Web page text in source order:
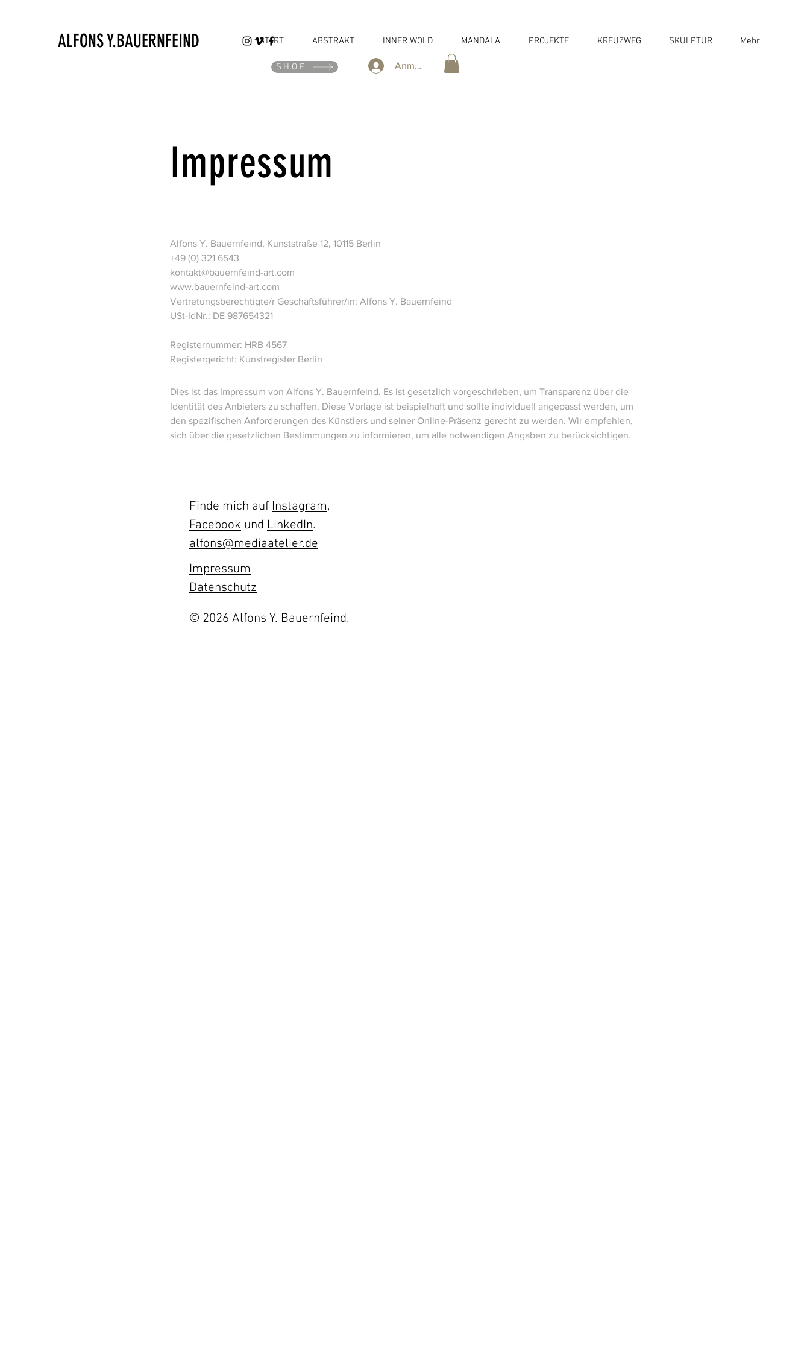
ALFONS Y.BAUERNFEIND START ABSTRAKT INNER WOLD MANDALA PROJEKTE KREUZWEG SKULPTUR Mehr
Anmelden
SHOP
Impressum
Alfons Y. Bauernfeind, Kunststraße 12, 10115 Berlin
+49 (0) 321 6543
kontakt@bauernfeind-art.com
www.bauernfeind-art.com
Vertretungsberechtigte/r Geschäftsführer/in: Alfons Y. Bauernfeind
USt-IdNr.: DE 987654321
Registernummer: HRB 4567
Registergericht: Kunstregister Berlin
Dies ist das Impressum von Alfons Y. Bauernfeind. Es ist gesetzlich vorgeschrieben, um Transparenz über die
Identität des Anbieters zu schaffen. Diese Vorlage ist beispielhaft und sollte individuell angepasst werden, um
den spezifischen Anforderungen des Künstlers und seiner Online-Präsenz gerecht zu werden. Wir empfehlen,
sich über die gesetzlichen Bestimmungen zu informieren, um alle notwendigen Angaben zu berücksichtigen.
Finde mich auf Instagram,
Facebook und LinkedIn.
alfons@mediaatelier.de
Impressum
Datenschutz
© 2026 Alfons Y. Bauernfeind.